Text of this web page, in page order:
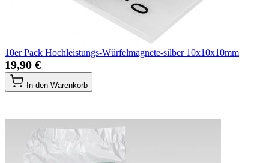
10er Pack Hochleistungs-Würfelmagnete-silber 10x10x10mm
19,90 €
In den Warenkorb